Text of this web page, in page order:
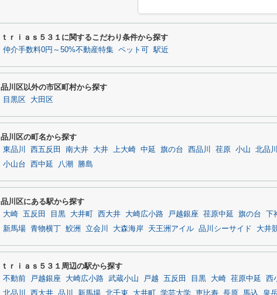
ｔｒｉａｓ５３１に関するこだわり条件から探す
仲介手数料0円～50%不動産特集 ペット可 駅近
品川区以外の市区町村から探す
目黒区 大田区
品川区の町名から探す
東品川 西五反田 南大井 大井 上大崎 中延 旗の台 西品川 荏原 小山 北品川
小山台
西中延 八潮 勝島
品川区にある駅から探す
大崎 五反田 目黒 大井町 西大井 大崎広小路 戸越銀座 荏原中延 旗の台 下
新馬場 青物横丁 鮫洲 立会川 大森海岸 天王洲アイル 品川シーサイド 大井
ｔｒｉａｓ５３１周辺の駅から探す
不動前 戸越銀座 大崎広小路 武蔵小山 戸越 五反田 目黒 大崎 荏原中延 西
北品川
西大井 品川 新馬場 北千束 大井町 学芸大学 恵比寿 長原 馬込 泉